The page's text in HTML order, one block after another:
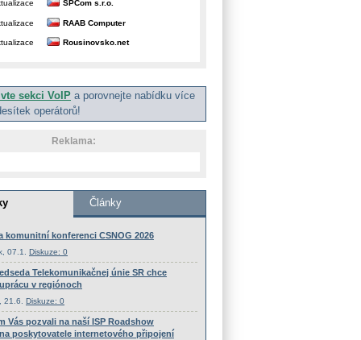
SPCom s.r.o.
RAAB Computer
Rousinovsko.net
sekci VoIP a porovnejte nabídku více
operátorů!
Reklama: